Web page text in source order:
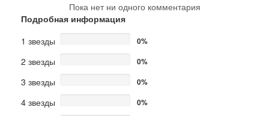
Пока нет ни одного комментария
Подробная информация
1 звезды
0%
2 звезды 0%
3 звезды 0%
4 звезды 0%